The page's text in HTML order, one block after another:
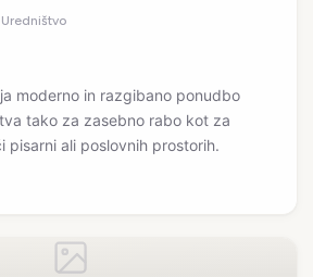
Uredništvo
moderno in razgibano ponudbo
tako za zasebno rabo kot za
pisarni ali poslovnih prostorih.